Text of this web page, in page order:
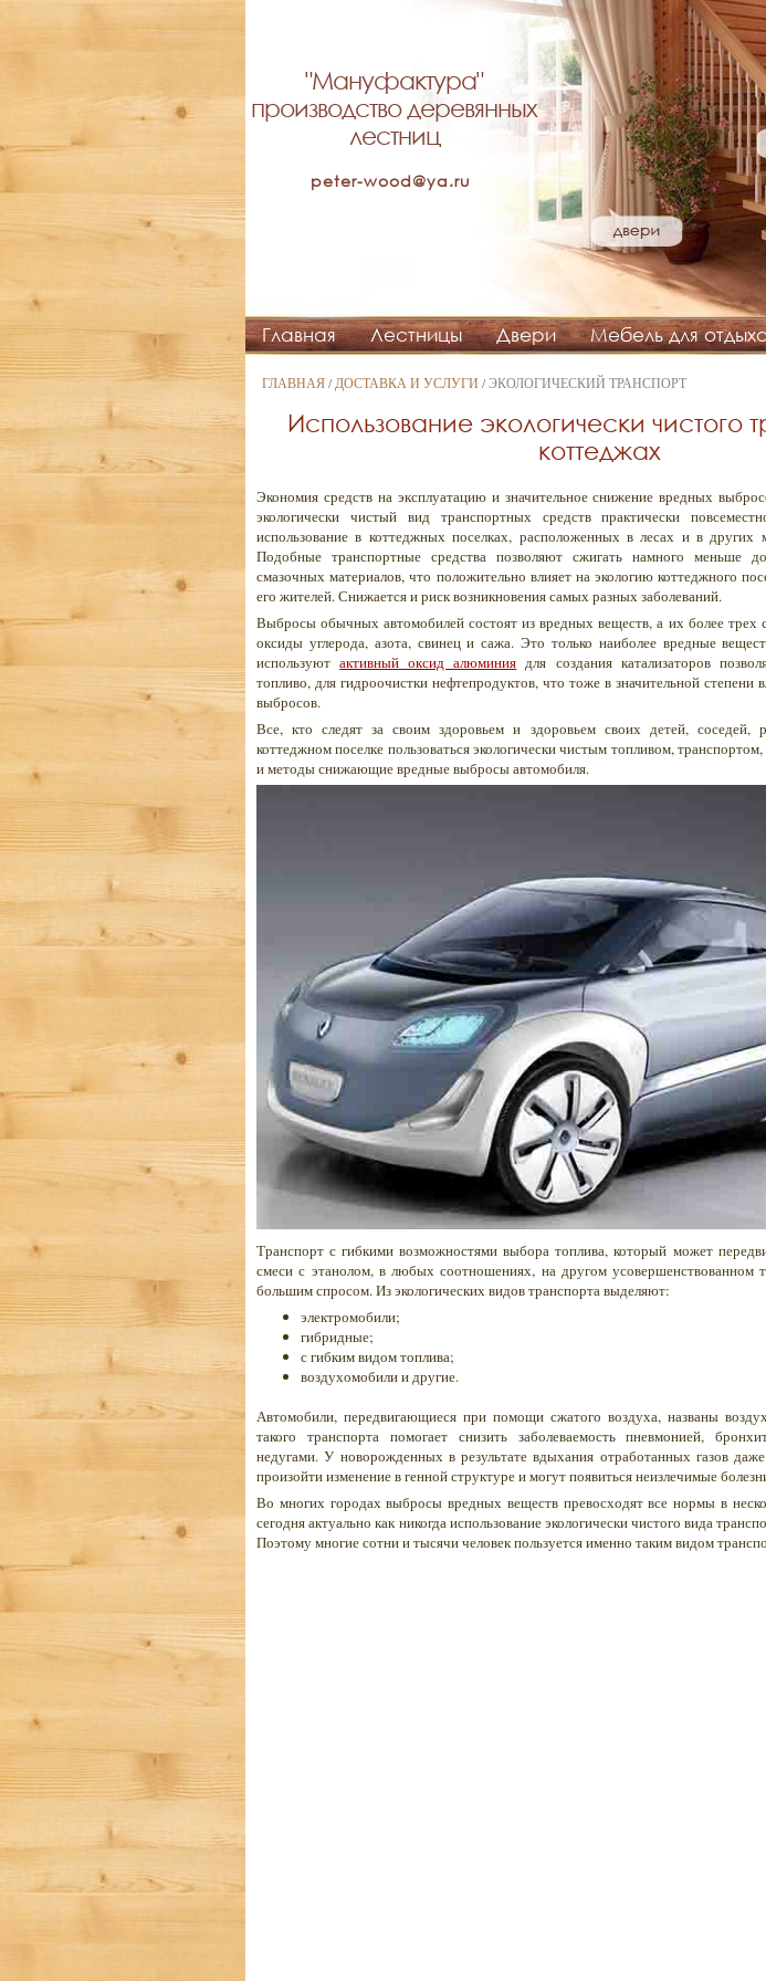
"Мануфактура"
производство деревянных
лестниц
peter-wood@ya.ru
Главная Лестницы Двери Мебель для
ГЛАВНАЯ/ДОСТАВКА И УСЛУГИ / ЭКОЛОГИЧЕСКИЙ ТРАНСПОРТ
Использование экологически чистого
коттеджах
Экономия средств на эксплуатацию и значительное снижение вредных
экологически чистый вид транспортных средств практически
использование в коттеджных поселках, расположенных в лесах и в других
Подобные транспортные средства позволяют сжигать намного меньше
смазочных материалов, что положительно влияет на экологию коттеджного
его жителей. Снижается и риск возникновения самых разных заболеваний.
Выбросы обычных автомобилей состоят из вредных веществ, а их более трех
оксиды углерода, азота, свинец и сажа. Это только наиболее вредные
используютактивный оксид алюминия для создания катализаторов
топливо, для гидроочистки нефтепродуктов, что тоже в значительной степени
выбросов.
Все, кто следят за своим здоровьем и здоровьем своих детей, соседей,
коттеджном поселке пользоваться экологически чистым топливом,
и методы снижающие вредные выбросы автомобиля.
Транспорт с гибкими возможностями выбора топлива, который может
смеси с этанолом, в любых соотношениях, на другом усовершенствованном
большим спросом. Из экологических видов транспорта выделяют:
электромобили;
гибридные;
с гибким видом топлива;
воздухомобили и другие.
Автомобили, передвигающиеся при помощи сжатого воздуха, названы
такого транспорта помогает снизить заболеваемость пневмонией,
недугами. У новорожденных в результате вдыхания отработанных газов
произойти изменение в генной структуре и могут появиться неизлечимые
Во многих городах выбросы вредных веществ превосходят все нормы в
сегодня актуально как никогда использование экологически чистого вида
Поэтому многие сотни и тысячи человек пользуется именно таким видом